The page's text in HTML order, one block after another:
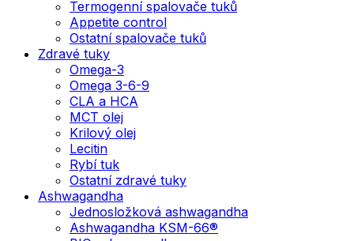
Termogenní spalovače tuků
Appetite control
Ostatní spalovače tuků
Zdravé tuky
Omega-3
Omega 3-6-9
CLA a HCA
MCT olej
Krilový olej
Lecitin
Rybí tuk
Ostatní zdravé tuky
Ashwagandha
Jednosložková ashwagandha
Ashwagandha KSM-66®